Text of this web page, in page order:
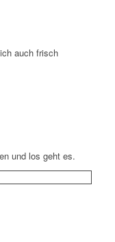
auch frisch
und los geht es.